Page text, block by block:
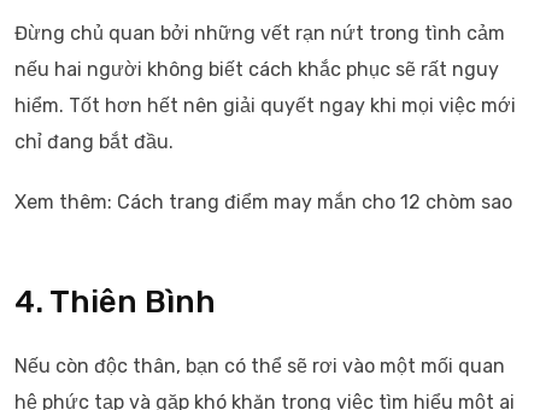
Đừng chủ quan bởi những vết rạn nứt trong tình cảm
nếu hai người không biết cách khắc phục sẽ rất nguy
hiểm. Tốt hơn hết nên giải quyết ngay khi mọi việc mới
chỉ đang bắt đầu.
Xem thêm: Cách trang điểm may mắn cho 12 chòm sao
4. Thiên Bình
Nếu còn độc thân, bạn có thể sẽ rơi vào một mối quan
hệ phức tạp và gặp khó khăn trong việc tìm hiểu một ai